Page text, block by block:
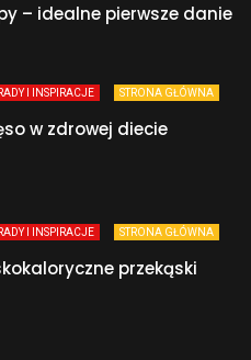
– idealne pierwsze danie
I INSPIRACJE STRONA GŁÓWNA
w zdrowej diecie
I INSPIRACJE STRONA GŁÓWNA
przekąski